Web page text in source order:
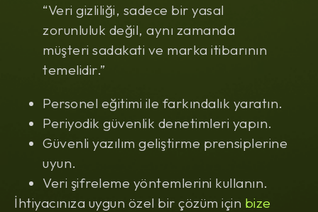
“Veri gizliliği, sadece bir yasal
zorunluluk değil, aynı zamanda
müşteri sadakati ve marka itibarının
temelidir.”
Personel eğitimi ile farkındalık yaratın.
Periyodik güvenlik denetimleri yapın.
Güvenli yazılım geliştirme prensiplerine
uyun.
Veri şifreleme yöntemlerini kullanın.
İhtiyacınıza uygun özel bir çözüm için bize